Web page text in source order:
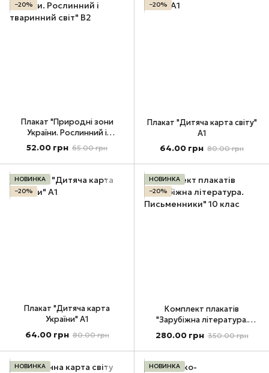
−20%
Плакат "Природні зони
України. Рослинний і
тваринний світ" В2
52.00 грн 65.00 грн
−20%
Плакат "Дитяча карта світу"
А1
64.00 грн 80.00 грн
НОВИНКА
−20%
Плакат "Дитяча карта
України" А1
64.00 грн 80.00 грн
НОВИНКА
−20%
Комплект плакатів
"Зарубіжна література.
Письменники" 10 клас
280.00 грн 350.00 грн
НОВИНКА
НОВИНКА